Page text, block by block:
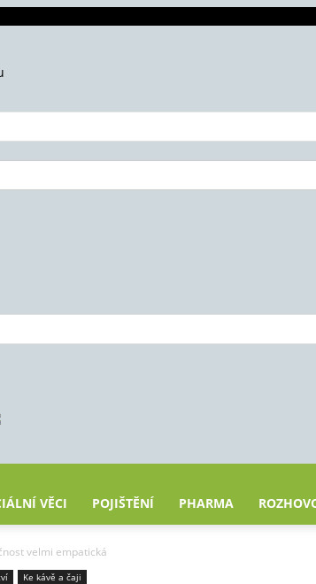
VĚCI POJIŠTĚNÍ PHARMA
velmi empatická
Ke kávě a čaji